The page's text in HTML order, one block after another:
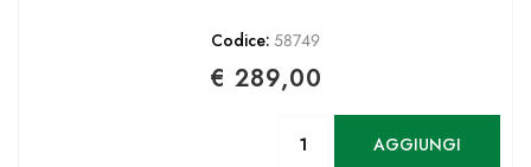
Codice: 58749
€ 289,00
AGGIUNGI